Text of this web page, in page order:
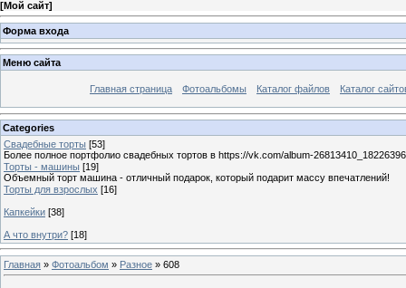
[Мой сайт]
Форма входа
Меню сайта
Главная страница Фотоальбомы Каталог файлов Каталог
Categories
Свадебные торты [53]
Более полное портфолио свадебных тортов в https://vk.com/album-
Торты - машины [19]
Объемный торт машина - отличный подарок, который подарит массу впечатлений!
Торты для взрослых [16]
Капкейки [38]
А что внутри? [18]
Главная » Фотоальбом » Разное » 608